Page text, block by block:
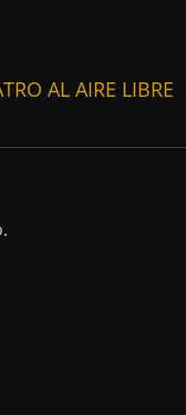
AL AIRE LIBRE